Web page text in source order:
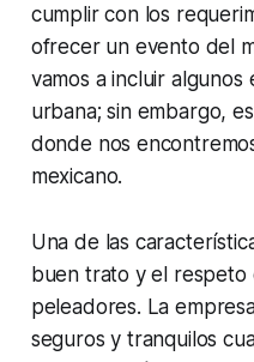
cumplir con los
ofrecer un evento del
vamos a incluir
urbana; sin embargo,
donde nos
mexicano.
Una de las
buen trato y el respeto
peleadores. La
seguros y tranquilos